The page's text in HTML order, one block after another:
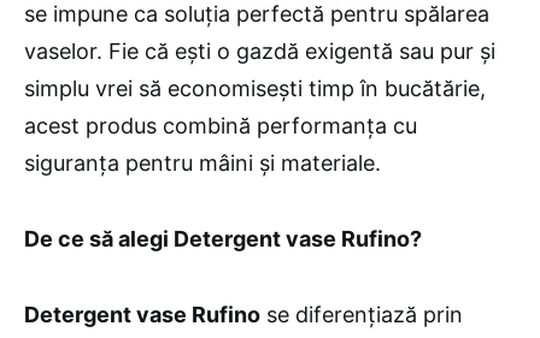
se impune ca soluția perfectă pentru spălarea
vaselor. Fie că ești o gazdă exigentă sau pur și
simplu vrei să economisești timp în bucătărie,
acest produs combină performanța cu
siguranța pentru mâini și materiale.
De ce să alegi Detergent vase Rufino?
Detergent vase Rufino se diferențiază prin